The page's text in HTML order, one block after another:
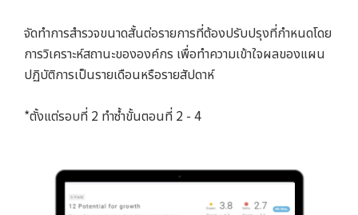
จัดทำการสำรวจขนาดสั้นต่อรายการที่ต้องปรับปรุงที่กำหนดโดย
การวิเคราะห์สถานะขององค์กร เพื่อทำความเข้าใจผลของแผน
ปฏิบัติการเป็นรายเดือนหรือรายสัปดาห์
*ตั้งแต่รอบที่ 2 ทำซ้ำขั้นตอนที่ 2 - 4